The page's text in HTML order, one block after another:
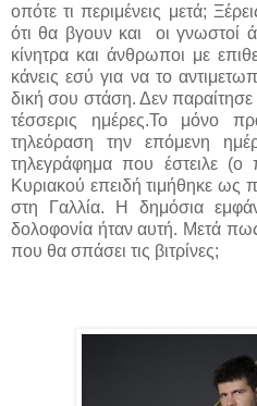
οπότε τι περιμένεις μετά;
ότι θα βγουν και
οι γνωστοί
κίνητρα και άνθρωποι με
κάνεις εσύ για να το
δική σου στάση. Δεν παραίτησε
τέσσερις ημέρες.Το μόνο
τηλεόραση την επόμενη
τηλεγράφημα που έστειλε
Κυριακού επειδή τιμήθηκε ως
στη Γαλλία. Η δημόσια
δολοφονία ήταν αυτή. Μετά
που θα σπάσει τις βιτρίνες;